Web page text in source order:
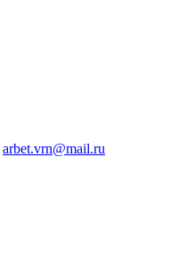
arbet.vrn@mail.ru